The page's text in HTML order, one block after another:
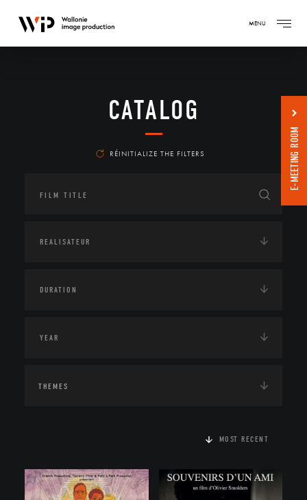
MENU
CATALOG
RÉINITIALIZE THE FILTERS
THEMES
MOST RECENT
E-MEETING ROOM